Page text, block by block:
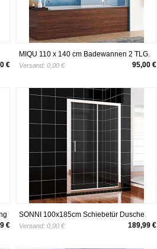
€
MIQU 110 x 140 cm Badewannen 2 TLG.
Faltwand Aufsatz 180° Duschwand
Versand: 0,00 € 95,00 €
€
SONNI 100x185cm Schiebetür Dusche
Klarglas Duschwand
Versand: 0,00 € 189,99 €